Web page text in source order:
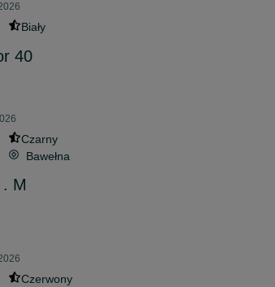
Biały
40
Czarny
Bawełna
M
Czerwony